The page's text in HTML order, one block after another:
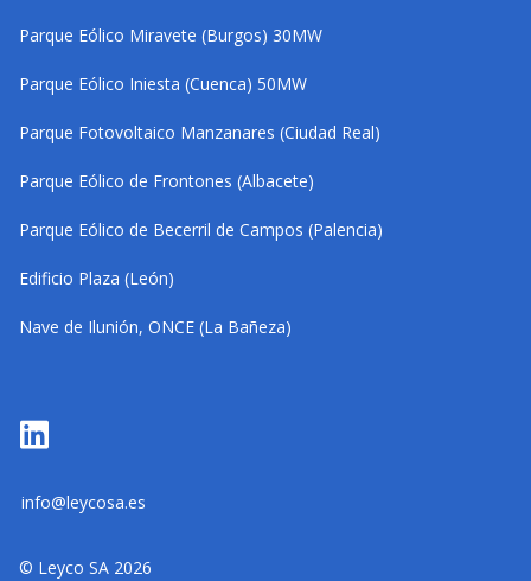
Parque Eólico Miravete (Burgos) 30MW
Parque Eólico Iniesta (Cuenca) 50MW
Parque Fotovoltaico Manzanares (Ciudad Real)
Parque Eólico de Frontones (Albacete)
Parque Eólico de Becerril de Campos (Palencia)
Edificio Plaza (León)
Nave de Ilunión, ONCE (La Bañeza)
© Leyco SA 2026
info@leycosa.es